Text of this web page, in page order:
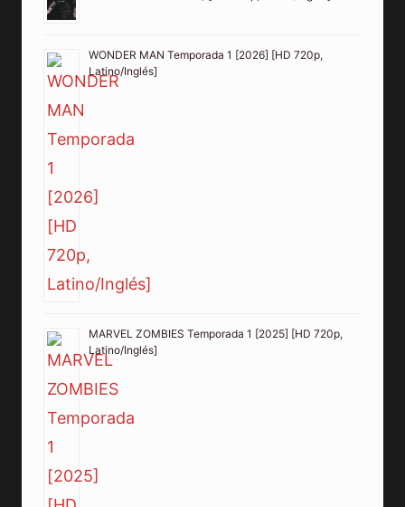
WONDER MAN Temporada 1 [2026] [HD 720p,
Latino/Inglés]
MARVEL ZOMBIES Temporada 1 [2025] [HD 720p,
Latino/Inglés]